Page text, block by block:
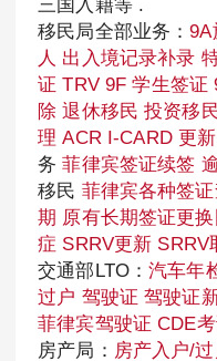
三国入籍等 .
移民局全部业务：9A
人 出入境记录补录
证 TRV 9F 学生签证
除 退休移民投资移
理 ACR I-CARD 更新
务菲律宾签证续签
移民 菲律宾各种签
期 原有长期签证更
症 SRRV更新 SRRV
交通部LTO：汽车年
过户 驾驶证 驾驶证
菲律宾驾驶证 CDE
房产局： 房产入户/